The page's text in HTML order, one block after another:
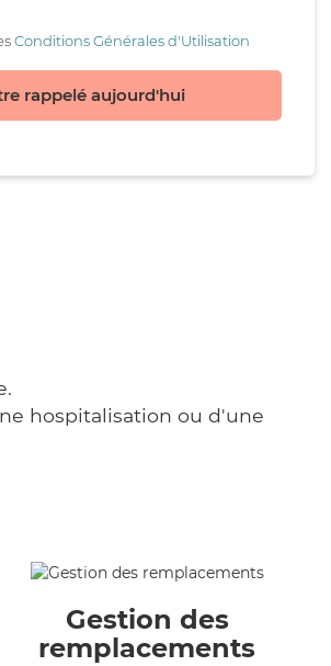
Conditions Générales d'Utilisation
rappelé aujourd'hui
hospitalisation ou d'une
Gestion des
remplacements